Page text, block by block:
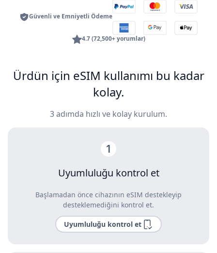
Güvenli ve Emniyetli Ödeme
4.7 (72,500+ yorumlar)
Ürdün için eSIM kullanımı bu kadar
kolay.
3 adımda hızlı ve kolay kurulum.
Uyumluluğu kontrol et
Başlamadan önce cihazının eSIM destekleyip
desteklemediğini kontrol et.
Uyumluluğu kontrol et